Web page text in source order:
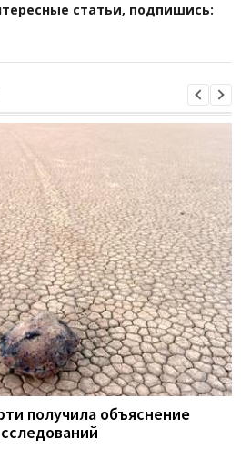
статьи, подпишись:
получила объяснение